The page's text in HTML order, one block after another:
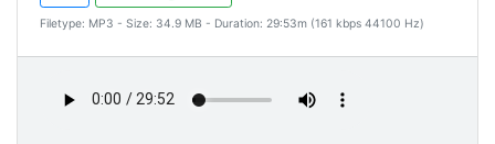
Filetype: MP3 - Size: 34.9 MB - Duration: 29:53m (161 kbps 44100 Hz)